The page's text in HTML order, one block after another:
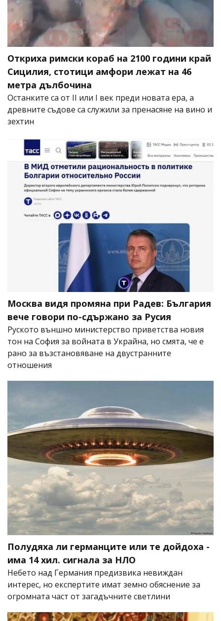
Откриха римски кораб на 2100 години край
Сицилия, стотици амфори лежат на 46
метра дълбочина
Останките са от II или I век преди новата ера, а
древните съдове са служили за пренасяне на вино и
зехтин
Москва видя промяна при Радев: България
вече говори по-сдържано за Русия
Руското външно министерство приветства новия
тон на София за войната в Украйна, но смята, че е
рано за възстановяване на двустранните
отношения
Полудяха ли германците или те дойдоха -
има 14 хил. сигнала за НЛО
Небето над Германия предизвика невиждан
интерес, но експертите имат земно обяснение за
огромната част от загадъчните светлини